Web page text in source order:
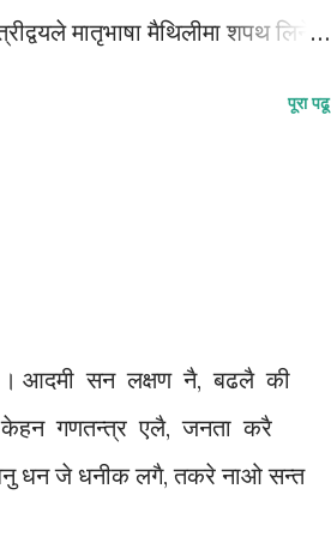
मातृभाषा मैथिलीमा शपथ लिने
व्यक्त गरे । मन्त्रीद्वयले मातृभाषा
विवादकै कारण दिउँसो ३ बजेका
। उनीहरूले प्रदेश नं.२ का प्रदेश
शपथ-पत्र समेत बुझाएका थिए ।
पूरा पढू
। आदमी सन लक्षण नै, बढलै की
केहन गणतन्त्र एलै, जनता करै
धन जे धनीक लगै, तकरे नाओ सन्त